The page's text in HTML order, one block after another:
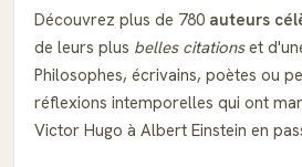
Découvrez plus de 780 auteurs
de leurs plus belles citationset
Philosophes, écrivains, poètes ou
réflexions intemporelles qui ont
Victor Hugo à Albert Einstein en